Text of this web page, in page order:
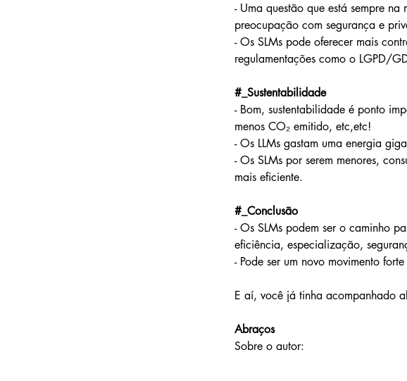
- Uma questão que está sempre
preocupação com segurança e
- Os SLMs pode oferecer mais
regulamentações como o LGPD/
#_Sustentabilidade
- Bom, sustentabilidade é ponto
menos CO₂ emitido, etc,etc!
- Os LLMs gastam uma energia
- Os SLMs por serem menores,
mais eficiente.
#_Conclusão
- Os SLMs podem ser o caminho
eficiência, especialização,
- Pode ser um novo movimento
E aí, você já tinha acompanhado
Abraços
Sobre o autor: